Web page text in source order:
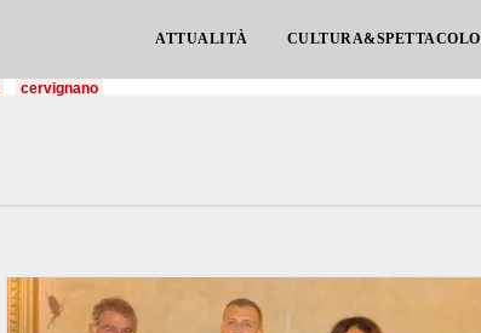
ATTUALITÀ CULTURA&SPETTACOLO
cervignano